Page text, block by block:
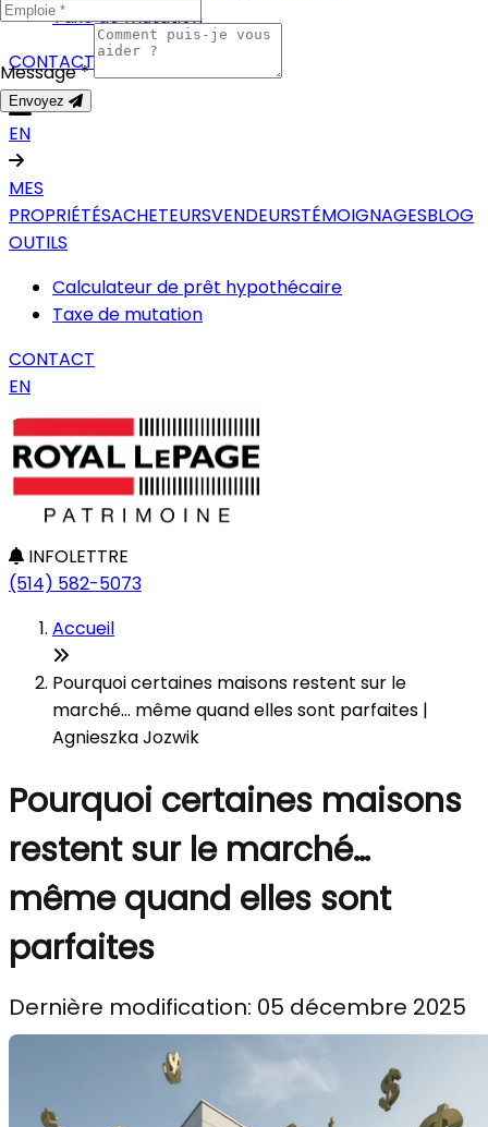
Taxe de mutation
CONTACT
EN
MES
PROPRIÉTÉSACHETEURSVENDEURSTÉMOIGNAGESBLOG
OUTILS
Calculateur de prêt hypothécaire
Taxe de mutation
CONTACT
EN
INFOLETTRE
(514) 582-5073
Accueil
Pourquoi certaines maisons restent sur le
marché… même quand elles sont parfaites |
Agnieszka Jozwik
Pourquoi certaines maisons
restent sur le marché…
même quand elles sont
parfaites
Dernière modification: 05 décembre 2025
Message *
Envoyez